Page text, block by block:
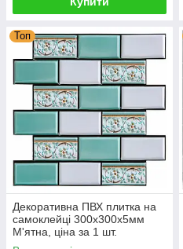
Топ
Декоративна ПВХ плитка на
самоклейці 300х300х5мм
М'ятна, ціна за 1 шт.
(СПП-505) SW-00001139